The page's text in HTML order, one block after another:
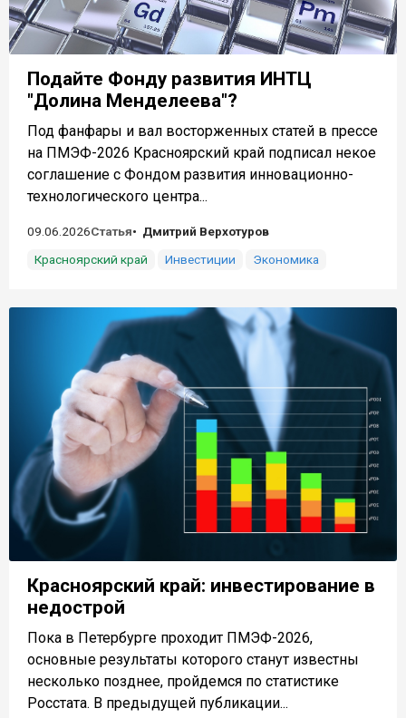
Подайте Фонду развития ИНТЦ
"Долина Менделеева"?
Под фанфары и вал восторженных статей в прессе
на ПМЭФ-2026 Красноярский край подписал некое
соглашение с Фондом развития инновационно-
технологического центра...
09.06.2026Статья
Дмитрий Верхотуров
Красноярский край
Инвестиции Экономика
Красноярский край: инвестирование в
недострой
Пока в Петербурге проходит ПМЭФ-2026,
основные результаты которого станут известны
несколько позднее, пройдемся по статистике
Росстата. В предыдущей публикации...